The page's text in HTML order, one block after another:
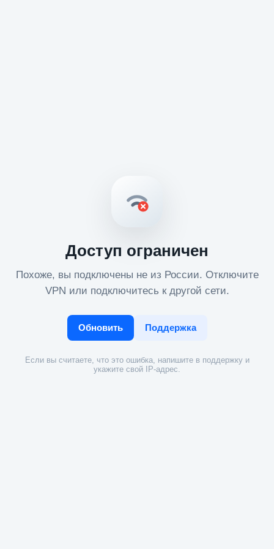
Доступ ограничен
Похоже, вы подключены не из России. Отключите
VPN или подключитесь к другой сети.
Обновить Поддержка
Если вы считаете, что это ошибка, напишите в поддержку и
укажите свой IP-адрес.